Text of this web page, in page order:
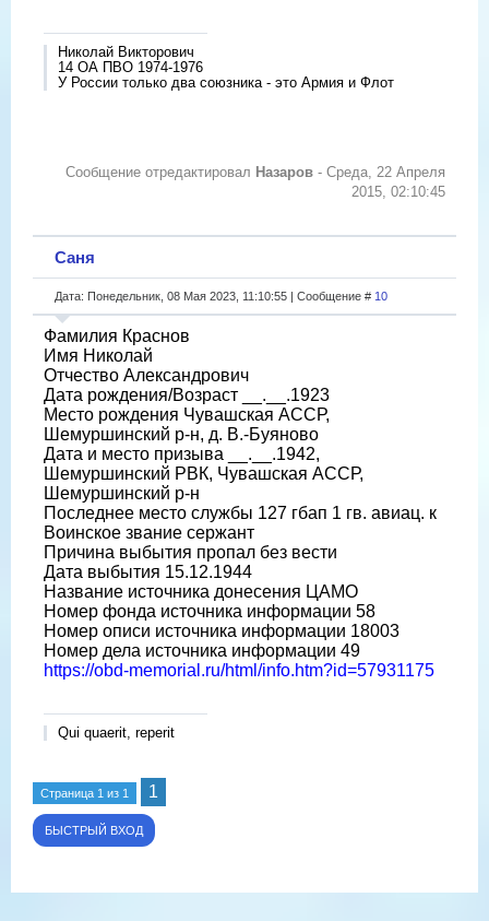
Николай Викторович
14 ОА ПВО 1974-1976
У России только два союзника - это Армия и Флот
Сообщение отредактировал Назаров - Среда, 22 Апреля
2015, 02:10:45
Саня
Дата: Понедельник, 08 Мая 2023, 11:10:55 | Сообщение # 10
Фамилия Краснов
Имя Николай
Отчество Александрович
Дата рождения/Возраст __.__.1923
Место рождения Чувашская АССР,
Шемуршинский р-н, д. В.-Буяново
Дата и место призыва __.__.1942,
Шемуршинский РВК, Чувашская АССР,
Шемуршинский р-н
Последнее место службы 127 гбап 1 гв. авиац. к
Воинское звание сержант
Причина выбытия пропал без вести
Дата выбытия 15.12.1944
Название источника донесения ЦАМО
Номер фонда источника информации 58
Номер описи источника информации 18003
Номер дела источника информации 49
https://obd-memorial.ru/html/info.htm?id=57931175
Qui quaerit, reperit
Страница 1 из 1 1